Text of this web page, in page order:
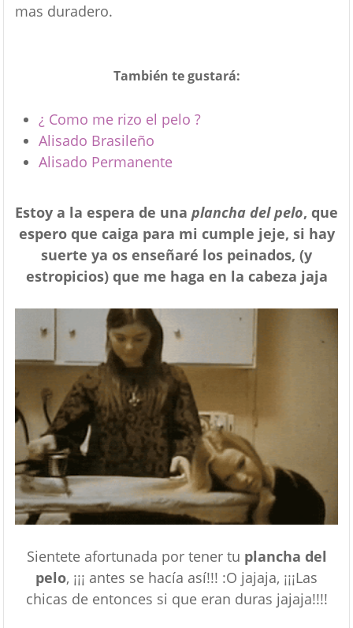
mas duradero.
También te gustará:
¿ Como me rizo el pelo ?
Alisado Brasileño
Alisado Permanente
Estoy a la espera de una plancha del pelo, que
espero que caiga para mi cumple jeje, si hay
suerte ya os enseñaré los peinados, (y
estropicios) que me haga en la cabeza jaja
Sientete afortunada por tener tu plancha del
pelo, ¡¡¡ antes se hacía así!!! :O jajaja, ¡¡¡Las
chicas de entonces si que eran duras jajaja!!!!